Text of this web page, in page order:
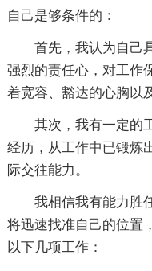
自己是够条件的：
首先，我认为自己
强烈的责任心，对工作
着宽容、豁达的心胸以
其次，我有一定的
经历，从工作中已锻炼
际交往能力。
我相信我有能力胜
将迅速找准自己的位置
以下几项工作：